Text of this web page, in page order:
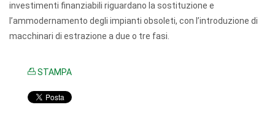
investimenti finanziabili riguardano la sostituzione e
l’ammodernamento degli impianti obsoleti, con l’introduzione di
macchinari di estrazione a due o tre fasi.
STAMPA